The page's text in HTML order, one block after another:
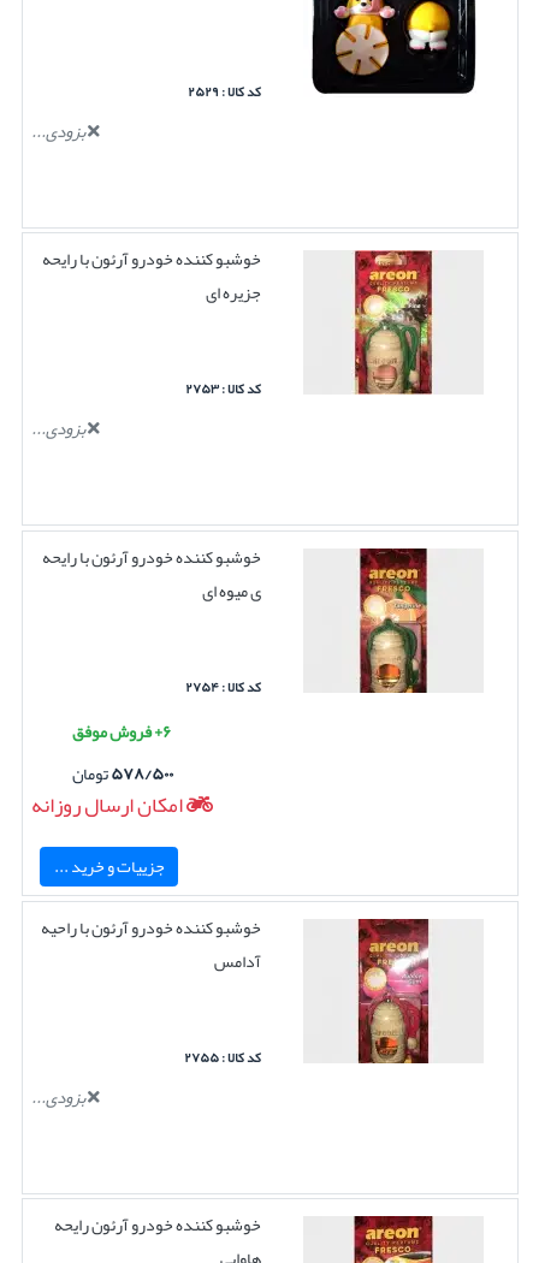
کد کالا : ۲۵۲۹
بزودی...
خوشبو کننده خودرو آرئون با رایحه
جزیره ای
کد کالا : ۲۷۵۳
بزودی...
خوشبو کننده خودرو آرئون با رایحه
ی میوه ای
کد کالا : ۲۷۵۴
۶+ فروش موفق
۵۷۸/۵۰۰تومان
امکان ارسال روزانه
جزییات و خرید ...
خوشبو کننده خودرو آرئون با راحیه
آدامس
کد کالا : ۲۷۵۵
بزودی...
خوشبو کننده خودرو آرئون رایحه